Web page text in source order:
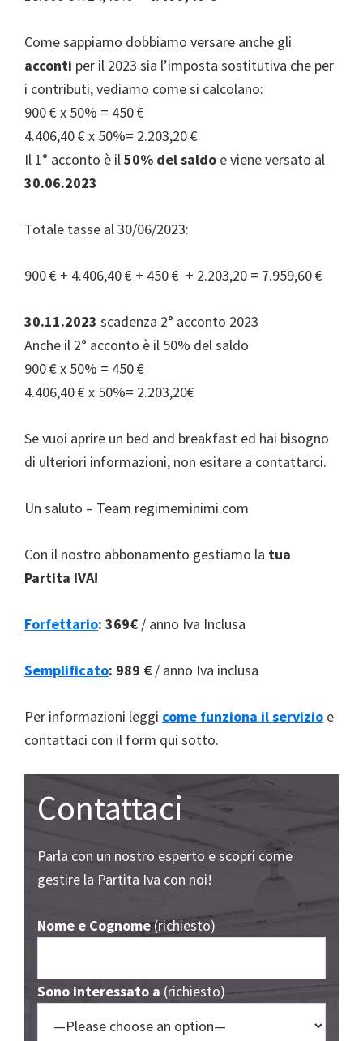
Come sappiamo dobbiamo versare anche gli
acconti per il 2023 sia l’imposta sostitutiva che per
i contributi, vediamo come si calcolano:
900 € x 50% = 450 €
4.406,40 € x 50%= 2.203,20 €
Il 1° acconto è il50% del saldo e viene versato al
30.06.2023
Totale tasse al 30/06/2023:
900 € + 4.406,40 € + 450 € + 2.203,20 = 7.959,60 €
30.11.2023 scadenza 2° acconto 2023
Anche il 2° acconto è il 50% del saldo
900 € x 50% = 450 €
4.406,40 € x 50%= 2.203,20€
Se vuoi aprire un bed and breakfast ed hai bisogno
di ulteriori informazioni, non esitare a contattarci.
Un saluto – Team regimeminimi.com
Con il nostro abbonamento gestiamo la tua
Partita IVA!
Forfettario: 369€ / anno Iva Inclusa
Semplificato: 989 € / anno Iva inclusa
Per informazioni leggi come funziona il servizio e
contattaci con il form qui sotto.
Contattaci
Parla con un nostro esperto e scopri come
gestire la Partita Iva con noi!
Nome e Cognome(richiesto)
Sono interessato a (richiesto)